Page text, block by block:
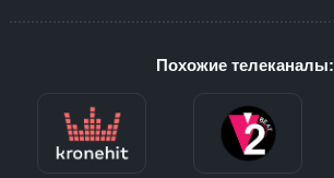
Похожие телеканалы: